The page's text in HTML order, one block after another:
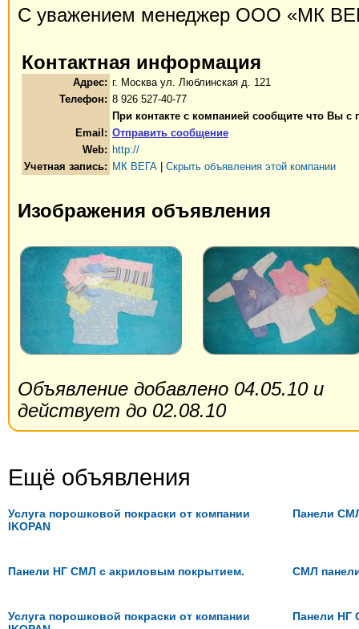
С уважением менеджер ООО «МК
Контактная информация
Адрес: г. Москва ул. Люблинская д. 121
Телефон: 8 926 527-40-77
При контакте с компанией сообщите что Вы с
Email: Отправить сообщение
Web: http://
Учетная запись: МК ВЕГА Скрыть объявления этой компании
Изображения объявления
Объявление добавлено 04.05.10 и
действует до 02.08.10
Ещё объявления
Услуга порошковой покраски от компании
IKOPAN
Панели
Панели НГ СМЛ с акриловым покрытием. СМЛ
Услуга порошковой покраски от компании
Панели НГ